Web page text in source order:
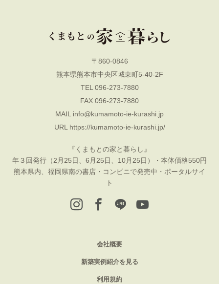
〒860-0846
熊本県熊本市中央区城東町5-40-2F
TEL 096-273-7880
FAX 096-273-7880
MAIL info@kumamoto-ie-kurashi.jp
URL https://kumamoto-ie-kurashi.jp/
『くまもとの家と暮らし』
年３回発行（2月25日、6月25日、10月25日）・本体価格550円
熊本県内、福岡県南の書店・コンビニで発売中・ポータルサイ
ト
会社概要
新築実例紹介を見る
利用規約